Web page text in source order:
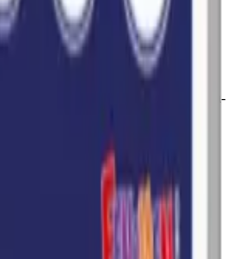
satış
Fenomen-